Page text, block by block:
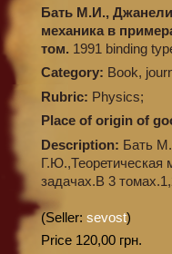
Бать М.И.,
механика в
том. 1991 binding
Category: Book,
Rubric: Physics;
Place of origin of
Description: Бать
Г.Ю.,Теоретическая
задачах.В 3
(Seller: sevost)
Price 120,00 грн.